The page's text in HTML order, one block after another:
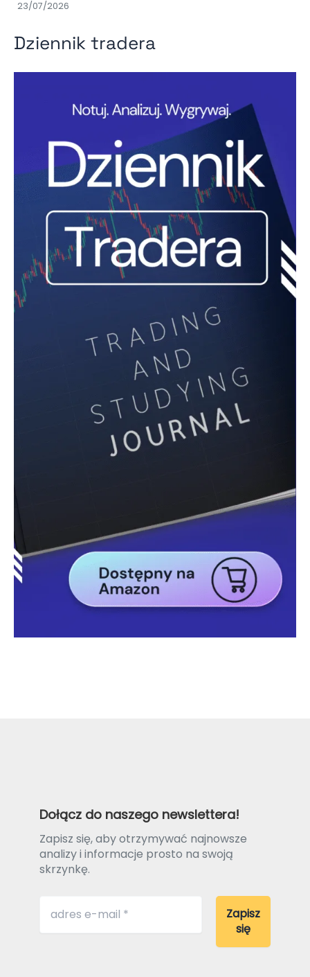
23/07/2026
Dziennik tradera
Dołącz do naszego newslettera!
Zapisz się, aby otrzymywać najnowsze
analizy i informacje prosto na swoją
skrzynkę.